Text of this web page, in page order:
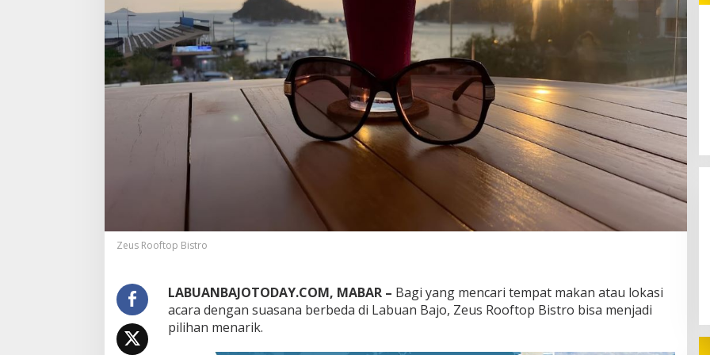
Zeus Rooftop Bistro
LABUANBAJOTODAY.COM, MABAR – Bagi yang mencari tempat makan atau lokasi
acara dengan suasana berbeda di Labuan Bajo, Zeus Rooftop Bistro bisa menjadi
pilihan menarik.
Pinjol Ilegal: Ketika Fintech
Berubah Menjadi Alat Kejahatan